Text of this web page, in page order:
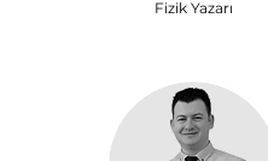
Fizik Yazarı